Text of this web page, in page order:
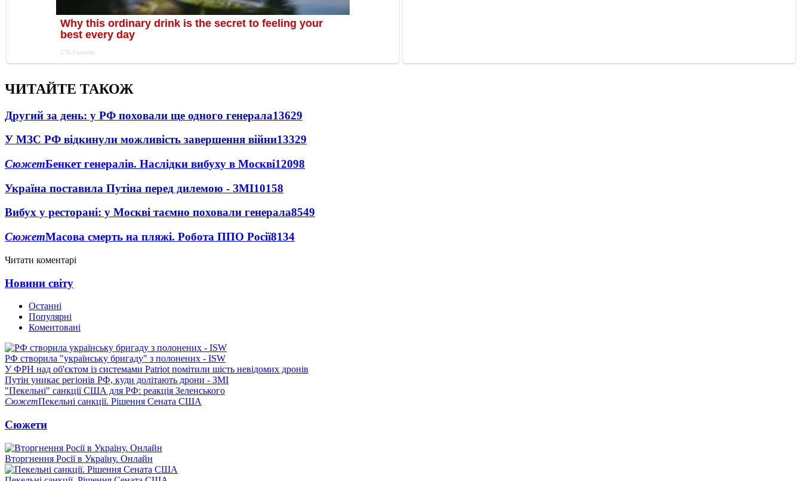
ЧИТАЙТЕ ТАКОЖ
Другий за день: у РФ поховали ще одного генерала13629
У МЗС РФ відкинули можливість завершення війни13329
СюжетБенкет генералів. Наслідки вибуху в Москві12098
Україна поставила Путіна перед дилемою - ЗМІ10158
Вибух у ресторані: у Москві таємно поховали генерала8549
СюжетМасова смерть на пляжі. Робота ППО Росії8134
Читати коментарі
Новини світу
Останні
Популярні
Коментовані
РФ створила "українську бригаду" з полонених - ISW
У ФРН над об'єктом із системами Patriot помітили шість невідомих дронів
Путін уникає регіонів РФ, куди долітають дрони - ЗМІ
"Пекельні" санкції США для РФ: реакція Зеленського
СюжетПекельні санкції. Рішення Сената США
Сюжети
Вторгнення Росії в Україну. Онлайн